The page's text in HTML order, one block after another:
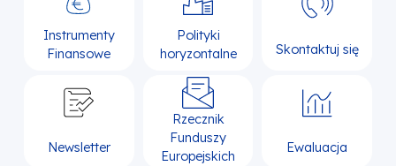
Instrumenty
Finansowe
Polityki
horyzontalne
Skontaktuj się
Newsletter
Rzecznik
Funduszy
Europejskich
Ewaluacja